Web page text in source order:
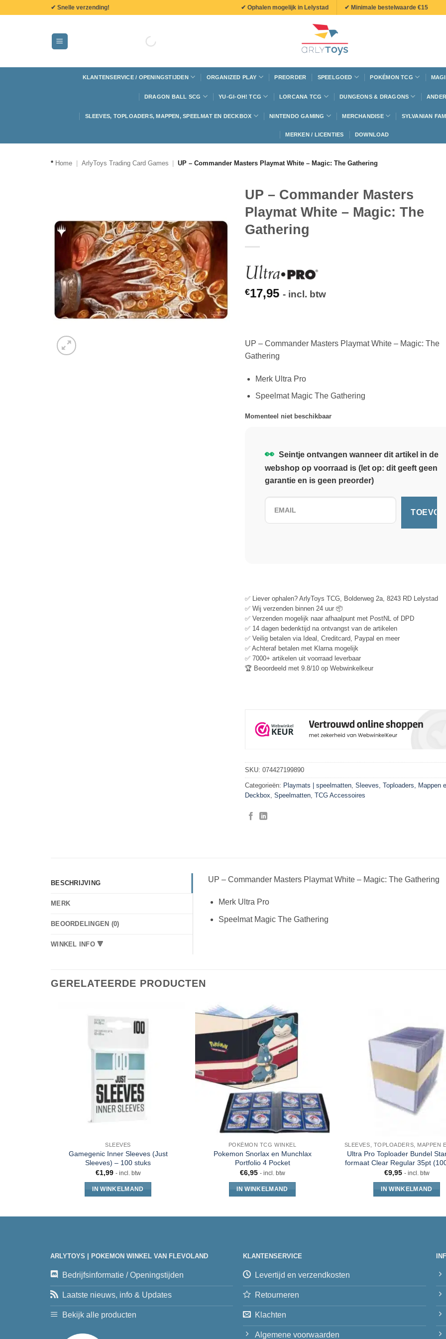
✔ Snelle verzending! ✔ Ophalen mogelijk in Lelystad ✔ Minimale bestelwaarde €15
KLANTENSERVICE / OPENINGSTIJDEN ORGANIZED PLAY PREORDER SPEELGOED POKÉMON TCG
DRAGON BALL SCG YU-GI-OH! TCG LORCANA TCG DUNGEONS & DRAGONS
SLEEVES, TOPLOADERS, MAPPEN, SPEELMAT EN DECKBOX NINTENDO GAMING MERCHANDISE SYLVANIAN
MERKEN / LICENTIES DOWNLOAD
* Home ArlyToys Trading Card Games UP – Commander Masters Playmat White – Magic: The Gathering
UP – Commander Masters
Playmat White – Magic: The
Gathering
€17,95 - incl. btw
UP – Commander Masters Playmat White – Magic: The
Gathering
Merk Ultra Pro
Speelmat Magic The Gathering
Momenteel niet beschikbaar
👀 Seintje ontvangen wanneer dit artikel in de
webshop op voorraad is (let op: dit geeft geen
garantie en is geen preorder)
✅ Liever ophalen? ArlyToys TCG, Bolderweg 2a, 8243 RD Lelystad
✅ Wij verzenden binnen 24 uur 📦
✅ Verzenden mogelijk naar afhaalpunt met PostNL of DPD
✅ 14 dagen bedenktijd na ontvangst van de artikelen
✅ Veilig betalen via Ideal, Creditcard, Paypal en meer
✅ Achteraf betalen met Klarna mogelijk
✅ 7000+ artikelen uit voorraad leverbaar
🏆 Beoordeeld met 9.8/10 op Webwinkelkeur
SKU: 074427199890
Categorieën: Playmats | speelmatten, Sleeves, Toploaders, Mappen
Deckbox, Speelmatten, TCG Accessoires
BESCHRIJVING
MERK
BEOORDELINGEN (0)
WINKEL INFO 🔻
UP – Commander Masters Playmat White – Magic: The Gathering
Merk Ultra Pro
Speelmat Magic The Gathering
GERELATEERDE PRODUCTEN
SLEEVES
Gamegenic Inner Sleeves (Just
Sleeves) – 100 stuks
€1,99 - incl. btw
IN WINKELMAND
POKÉMON TCG WINKEL
Pokemon Snorlax en Munchlax
Portfolio 4 Pocket
€6,95 - incl. btw
IN WINKELMAND
Ultra Pro Toploader Bundel
formaat Clear Regular 35pt
€9,95 - incl. btw
IN WINKELMAND
ARLYTOYS | POKEMON WINKEL VAN FLEVOLAND
Bedrijfsinformatie / Openingstijden
Laatste nieuws, info & Updates
Bekijk alle producten
KLANTENSERVICE
Levertijd en verzendkosten
Retourneren
Klachten
Algemene voorwaarden